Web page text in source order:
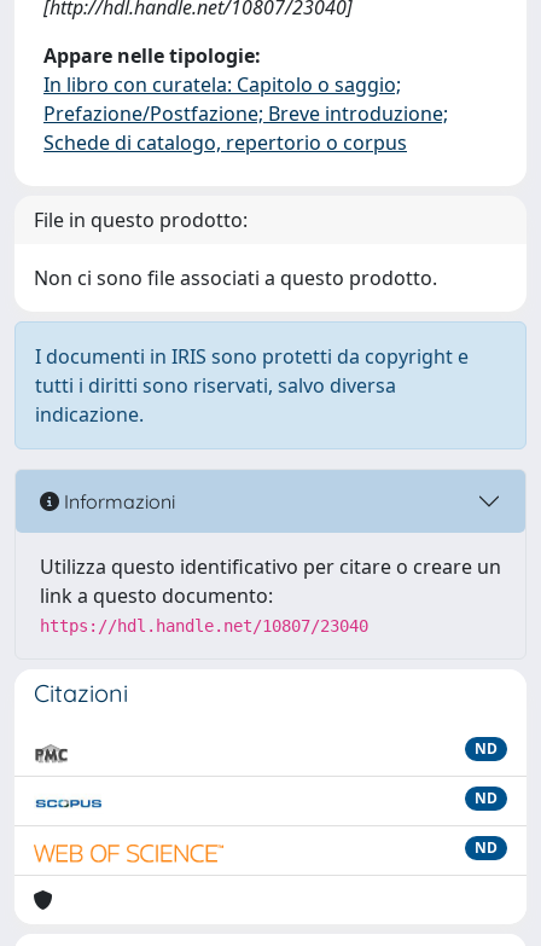
[http://hdl.handle.net/10807/23040]
Appare nelle tipologie:
In libro con curatela: Capitolo o saggio;
Prefazione/Postfazione; Breve introduzione;
Schede di catalogo, repertorio o corpus
File in questo prodotto:
Non ci sono file associati a questo prodotto.
I documenti in IRIS sono protetti da copyright e
tutti i diritti sono riservati, salvo diversa
indicazione.
Informazioni
Utilizza questo identificativo per citare o creare un
link a questo documento:
https://hdl.handle.net/10807/23040
Citazioni
ND
ND
ND